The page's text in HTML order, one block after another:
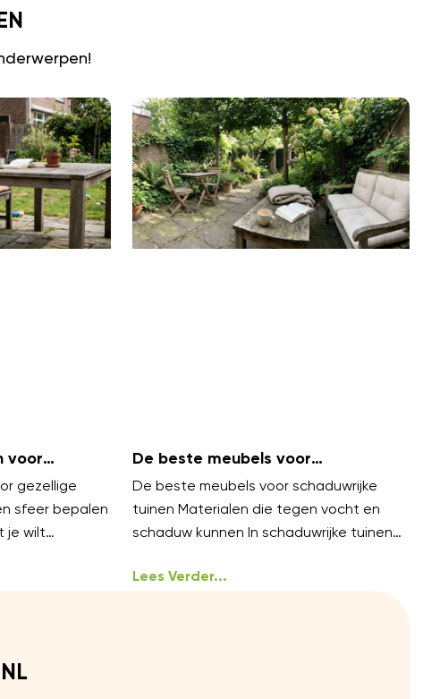
voor
gezellige
sfeer bepalen
je wilt
De beste meubels voor
schaduwrijke tuinen
De beste meubels voor schaduwrijke
tuinen Materialen die tegen vocht en
schaduw kunnen In schaduwrijke tuinen
uitdagingen. Kies meubels van
Lees Verder...